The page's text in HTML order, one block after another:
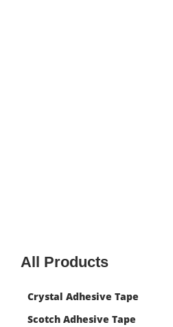
All Products
Crystal Adhesive Tape
Scotch Adhesive Tape